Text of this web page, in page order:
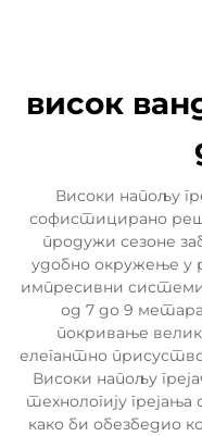
висок
Високи напољу
софистицирано
продужи сезоне
удобно окружење
импресивни системи
од 7 до 9
покривање
елегантно
Високи напољу
технологију
како би обезбедио